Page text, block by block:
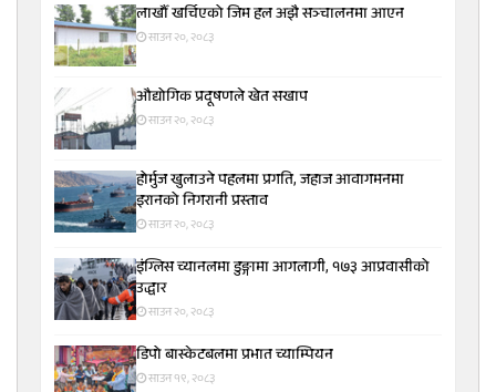
लाखौँ खर्चिएको जिम हल अझै सञ्चालनमा आएन
साउन २०, २०८३
औद्योगिक प्रदूषणले खेत सखाप
साउन २०, २०८३
होर्मुज खुलाउने पहलमा प्रगति, जहाज आवागमनमा
इरानको निगरानी प्रस्ताव
साउन २०, २०८३
इंग्लिस च्यानलमा डुङ्गामा आगलागी, १७३ आप्रवासीको
उद्धार
साउन २०, २०८३
डिपो बास्केटबलमा प्रभात च्याम्पियन
साउन १९, २०८३